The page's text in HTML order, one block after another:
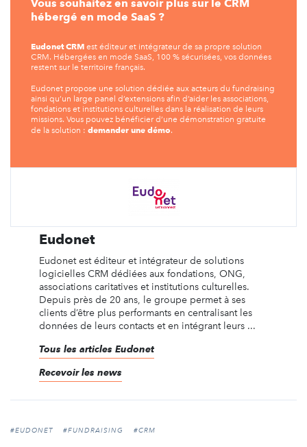
Vous souhaitez en savoir plus sur le CRM
hébergé en mode SaaS ?
Eudonet CRM est éditeur et intégrateur de sa propre solution
CRM. Hébergées en mode SaaS, 100 % sécurisées, vos données
restent sur le territoire français.
Eudonet propose une solution dédiée aux acteurs du fundraising
ainsi qu’un large panel d’extensions afin d’aider les associations,
fondations et institutions culturelles dans la réalisation de leurs
missions. Vous pouvez bénéficier d’une démonstration gratuite
de la solution : demander une démo.
Eudonet
Eudonet est éditeur et intégrateur de solutions
logicielles CRM dédiées aux fondations, ONG,
associations caritatives et institutions culturelles.
Depuis près de 20 ans, le groupe permet à ses
clients d’être plus performants en centralisant les
données de leurs contacts et en intégrant leurs ...
Tous les articles Eudonet
Recevoir les news
#EUDONET #FUNDRAISING #CRM